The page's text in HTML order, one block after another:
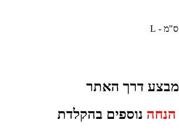
מבצע דרך האתר
נוספים בהקלדת